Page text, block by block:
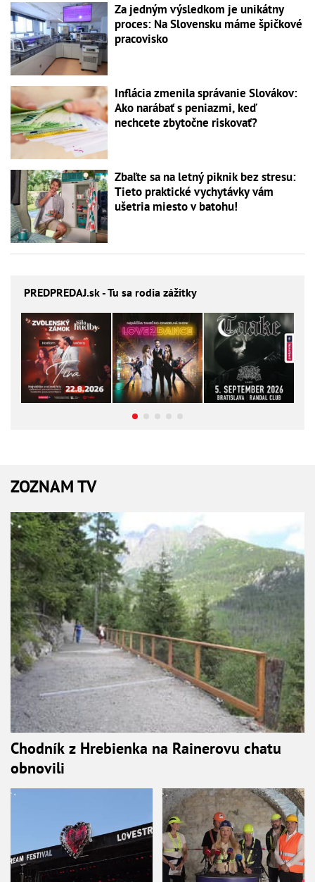
Za jedným výsledkom je unikátny
proces: Na Slovensku máme špičkové
pracovisko
Inflácia zmenila správanie Slovákov:
Ako narábať s peniazmi, keď
nechcete zbytočne riskovať?
Zbaľte sa na letný piknik bez stresu:
Tieto praktické vychytávky vám
ušetria miesto v batohu!
PREDPREDAJ.sk - Tu sa rodia zážitky
ZOZNAM TV
Chodník z Hrebienka na Rainerovu chatu
obnovili